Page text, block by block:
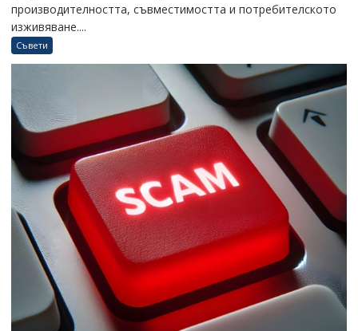
производителността, съвместимостта и потребителското
изживяване....
Съвети